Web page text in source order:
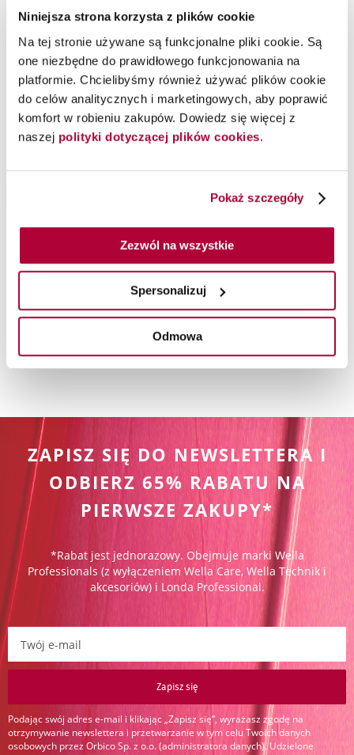
Niniejsza strona korzysta z plików cookie
Na tej stronie używane są funkcjonalne pliki cookie. Są
one niezbędne do prawidłowego funkcjonowania na
platformie. Chcielibyśmy również używać plików cookie
do celów analitycznych i marketingowych, aby poprawić
komfort w robieniu zakupów. Dowiedz się więcej z
naszej polityki dotyczącej plików cookies.
Pokaż szczegóły
Zezwól na wszystkie
Spersonalizuj
Odmowa
NO.BREAKER szampon
wzmacniający zniszczone
włosy, 15 ml
Szampon do włosów
Dołącz do Sebastian PREMIUM,
aby kupić produkt
NO.BREAKER maska
naprawcza do
zniszczonych włosów, 15
Maska do włosów
Do koszyka
Dołącz do Sebastian PREMIUM,
aby kupić produkt
Moja lista życzeń
Na Twojej liście życzeń nie ma żadnego produktu.
ZAPISZ SIĘ DO NEWSLETTERA I
ODBIERZ 65% RABATU NA
PIERWSZE ZAKUPY*
*Rabat jest jednorazowy. Obejmuje marki Wella
Professionals (z wyłączeniem Wella Care, Wella Technik i
akcesoriów) i Londa Professional.
Zapisz się do newslettera:
Zapisz się
Podając swój adres e-mail i klikając „Zapisz się”, wyrażasz zgodę na
otrzymywanie newslettera i przetwarzanie w tym celu Twoich danych
osobowych przez Orbico Sp. z o.o. (administratora danych). Udzielone